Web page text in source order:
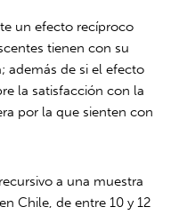
un efecto recíproco
tienen con su
además de si el efecto
la satisfacción con la
por la que sienten con
a una muestra
Chile, de entre 10 y 12